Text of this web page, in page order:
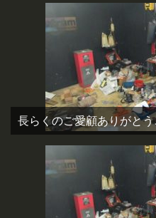
長らくのご愛顧ありがと